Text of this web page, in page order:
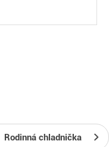
Rodinná chladnička